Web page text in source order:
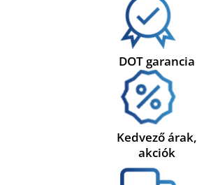
DOT garancia
Kedvező árak,
akciók